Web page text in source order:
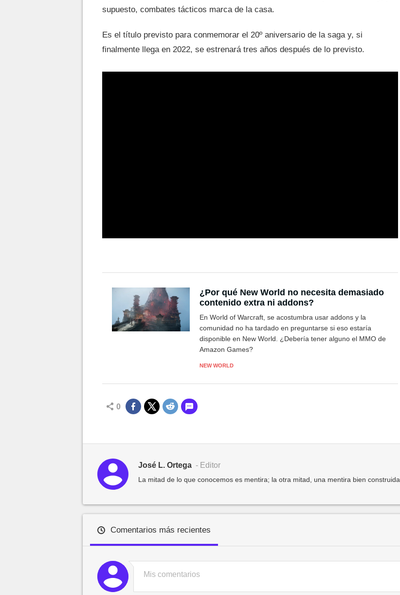
supuesto, combates tácticos marca de la casa.
Es el título previsto para conmemorar el 20º aniversario de la saga y, si
finalmente llega en 2022, se estrenará tres años después de lo previsto.
¿Por qué New World no necesita demasiado
contenido extra ni addons?
En World of Warcraft, se acostumbra usar addons y la
comunidad no ha tardado en preguntarse si eso estaría
disponible en New World. ¿Debería tener alguno el MMO de
Amazon Games?
NEW WORLD
0
José L. Ortega - Editor
La mitad de lo que conocemos es mentira; la otra mitad, una mentira bien construida.
Comentarios más recientes